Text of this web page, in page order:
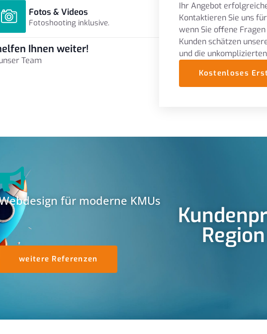
Fotos & Videos
Fotoshooting inklusive.
Ihnen weiter!
Team
Ihr Angebot
Kontaktieren Sie uns
wenn Sie offene
Kunden schätzen
und die
Kostenloses
für moderne KMUs
weitere Referenzen